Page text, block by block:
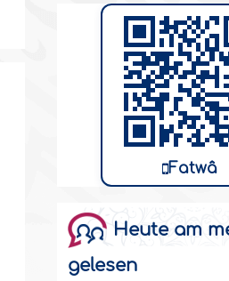
Fatwâ
Heute am
gelesen